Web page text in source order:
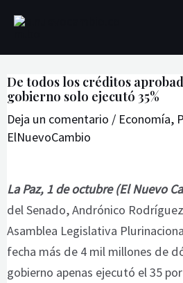
contenido
De todos los créditos
gobierno solo ejecutó 35%
Deja un comentario / Economía,
ElNuevoCambio
La Paz, 1 de octubre (El Nuevo
del Senado, Andrónico
Asamblea Legislativa
fecha más de 4 mil millones de
gobierno apenas ejecutó el 35
de
entradas